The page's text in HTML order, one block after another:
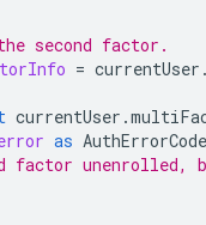
second factor.
= currentUser .
currentUser .
as AuthErrorCode
factor unenrolled,